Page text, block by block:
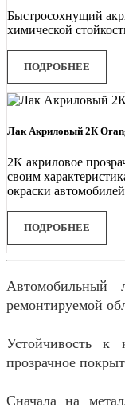
Быстросохнущий
химической
ПОДРОБНЕЕ
Лак Акриловый 2К
2K акриловое
своим
окраски
ПОДРОБНЕЕ
ремонтируемой
Устойчивость к
прозрачное
Сначала на